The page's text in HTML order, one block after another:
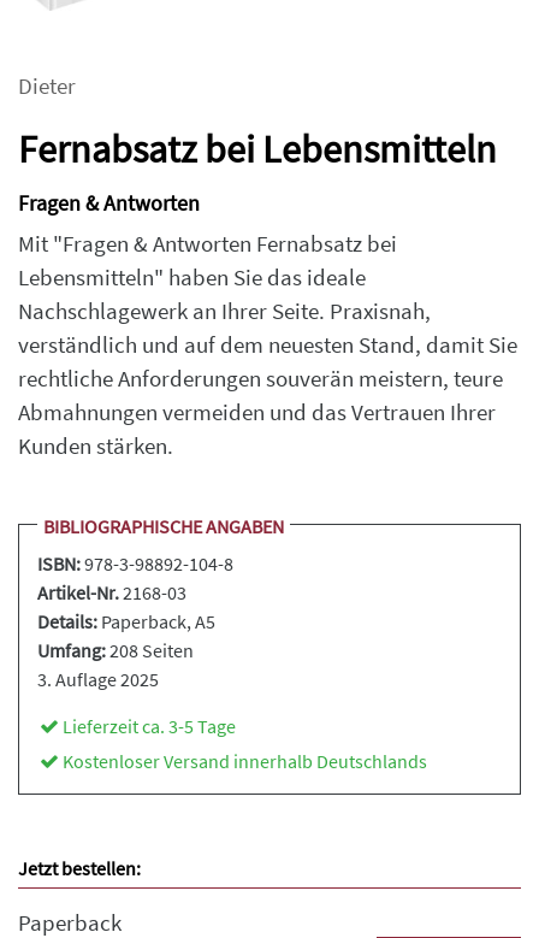
Dieter
Fernabsatz bei Lebensmitteln
Fragen & Antworten
Mit "Fragen & Antworten Fernabsatz bei
Lebensmitteln" haben Sie das ideale
Nachschlagewerk an Ihrer Seite. Praxisnah,
verständlich und auf dem neuesten Stand, damit Sie
rechtliche Anforderungen souverän meistern, teure
Abmahnungen vermeiden und das Vertrauen Ihrer
Kunden stärken.
BIBLIOGRAPHISCHE ANGABEN
ISBN:978-3-98892-104-8
Artikel-Nr.2168-03
Details: Paperback, A5
Umfang:208 Seiten
3. Auflage 2025
Lieferzeit ca. 3-5 Tage
Kostenloser Versand innerhalb Deutschlands
Jetzt bestellen:
Paperback